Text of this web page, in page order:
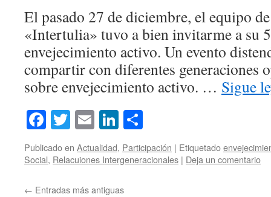
El pasado 27 de diciembre, el equipo
«Intertulia» tuvo a bien invitarme a su
envejecimiento activo. Un evento
compartir con diferentes generaciones
sobre envejecimiento activo. … Sigue
Facebook
Twitter
EmailLinkedIn
Publicado en Actualidad, Participación | Etiquetado
Social, Relacuiones Intergeneracionales | Deja un comentario
← Entradas más antiguas